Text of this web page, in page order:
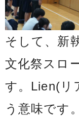
そして、新
文化祭スロ
す。Lien(リ
う意味です